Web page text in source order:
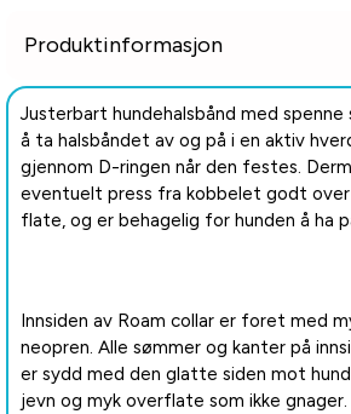
Produktinformasjon
Justerbart hundehalsbånd med
å ta halsbåndet av og på i en aktiv
gjennom D-ringen når den festes.
eventuelt press fra kobbelet godt over
flate, og er behagelig for hunden å ha
Innsiden av Roam collar er foret med
neopren. Alle sømmer og kanter på
er sydd med den glatte siden mot
jevn og myk overflate som ikke